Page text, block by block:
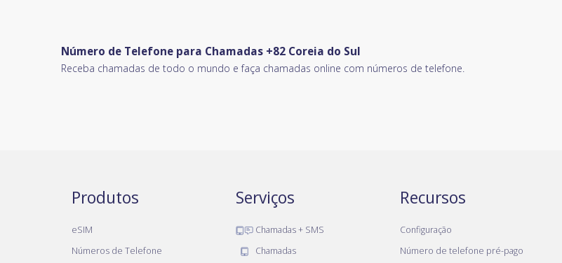
Número de Telefone para Chamadas +82 Coreia do Sul
Receba chamadas de todo o mundo e faça chamadas online com números de telefone.
Produtos
eSIM
Números de Telefone
Serviços
Chamadas + SMS
Chamadas
Recursos
Configuração
Número de telefone pré-pago